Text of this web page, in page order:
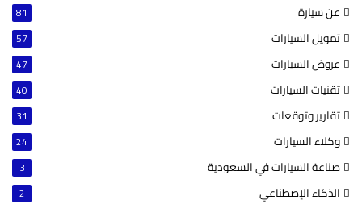
عن سيارة 81
تمويل السيارات 57
عروض السيارات 47
تقنيات السيارات 40
تقارير وتوقعات 31
وكلاء السيارات 24
صناعة السيارات في السعودية 3
الذكاء الإصطناعي 2